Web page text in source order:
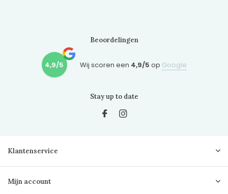
Beoordelingen
4,9/5 Wij scoren een 4,9/5 op Google
Stay up to date
Klantenservice
Mijn account